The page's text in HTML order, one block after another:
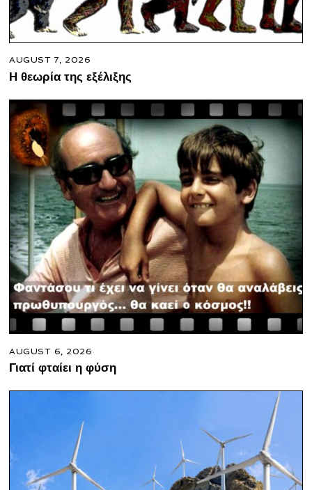
AUGUST 7, 2026
Η θεωρία της εξέλιξης
AUGUST 6, 2026
Γιατί φταίει η φύση